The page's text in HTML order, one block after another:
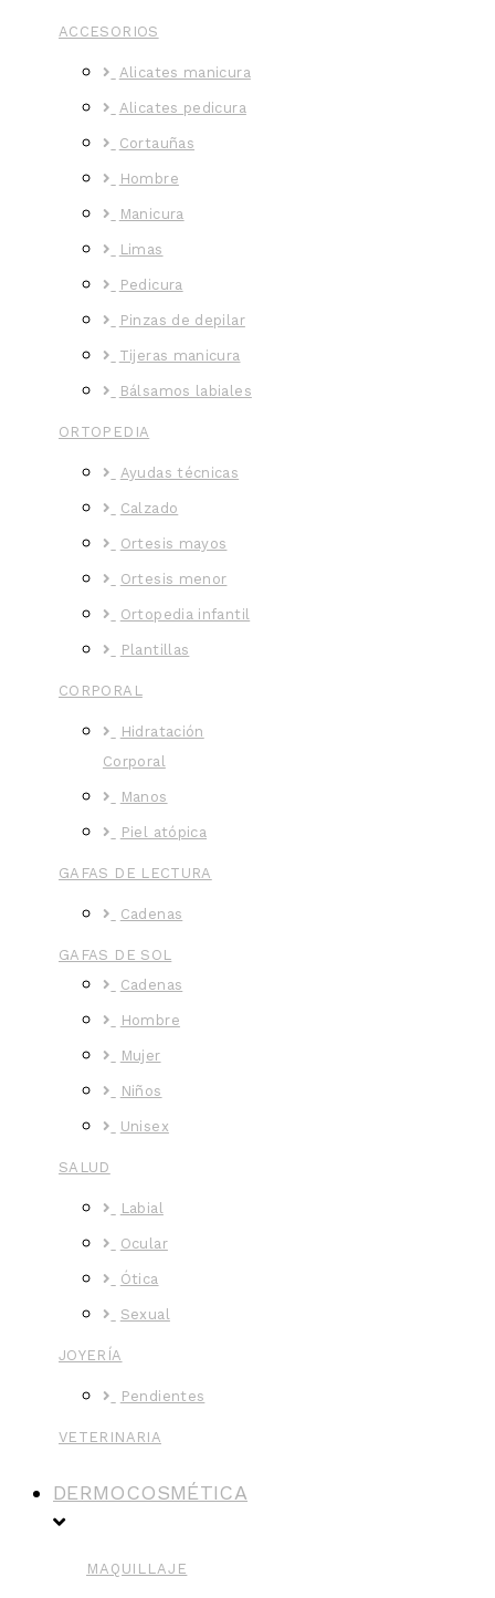
ACCESORIOS
Alicates manicura
Alicates pedicura
Cortauñas
Hombre
Manicura
Limas
Pedicura
Pinzas de depilar
Tijeras manicura
Bálsamos labiales
ORTOPEDIA
Ayudas técnicas
Calzado
Ortesis mayos
Ortesis menor
Ortopedia infantil
Plantillas
CORPORAL
Hidratación
Corporal
Manos
Piel atópica
GAFAS DE LECTURA
Cadenas
GAFAS DE SOL
Cadenas
Hombre
Mujer
Niños
Unisex
SALUD
Labial
Ocular
Ótica
Sexual
JOYERÍA
Pendientes
VETERINARIA
DERMOCOSMÉTICA
MAQUILLAJE